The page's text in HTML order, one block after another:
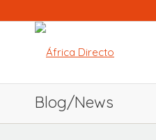
Blog/News